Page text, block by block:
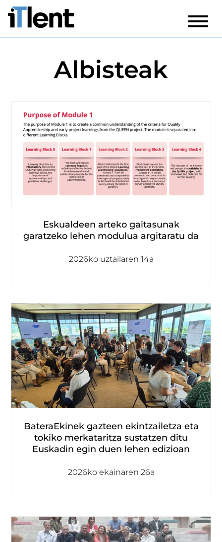
Albisteak
Eskualdeen arteko gaitasunak
garatzeko lehen modulua argitaratu da
2026ko uztailaren 14a
BateraEkinek gazteen ekintzailetza eta
tokiko merkataritza sustatzen ditu
Euskadin egin duen lehen edizioan
2026ko ekainaren 26a